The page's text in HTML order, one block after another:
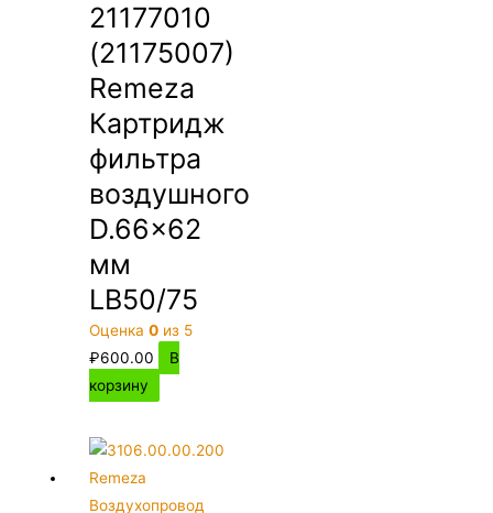
21177010
(21175007)
Remeza
Картридж
фильтра
воздушного
D.66×62
мм
LB50/75
Оценка0 из 5
₽600.00
В
корзину